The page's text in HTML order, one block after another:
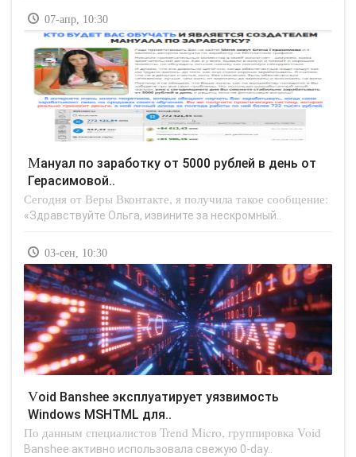
07-апр, 10:30
Мануал по заработку от 5000 рублей в день от
Герасимовой..
Сегодня от Веры Вконтакте, я получила такое сообщение:
«Здравствуйте Ольга, извините за нескромный..
03-сен, 10:30
Void Banshee эксплуатирует уязвимость
Windows MSHTML для..
По данным специалистов Trend Micro, группировка Void
Banshee активно использовала свежую 0-day..